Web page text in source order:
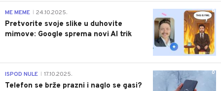
0
ME MEME 24.10.2025.
Pretvorite svoje slike u duhovite
mimove: Google sprema novi AI trik
0
ISPOD NULE 17.10.2025.
Telefon se brže prazni i naglo se gasi?